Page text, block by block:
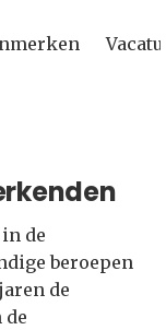
de
beroepen
de